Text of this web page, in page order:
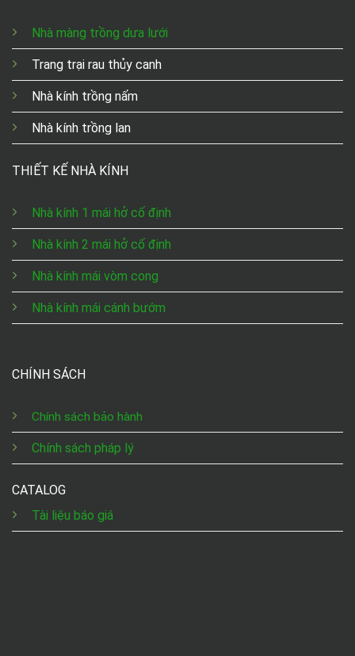
Nhà màng trồng dưa lưới
Trang trại rau thủy canh
Nhà kính trồng nấm
Nhà kính trồng lan
THIẾT KẾ NHÀ KÍNH
Nhà kính 1 mái hở cố định
Nhà kính 2 mái hở cố định
Nhà kính mái vòm cong
Nhà kính mái cánh bướm
CHÍNH SÁCH
Chính sách bảo hành
Chính sách pháp lý
CATALOG
Tài liệu báo giá